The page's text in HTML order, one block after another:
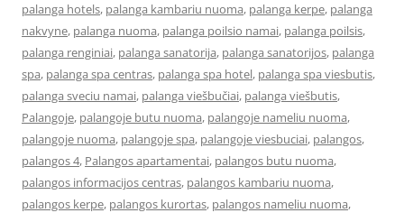
palanga hotels, palanga kambariu nuoma, palanga kerpe, palanga
nakvyne, palanga nuoma, palanga poilsio namai, palanga poilsis,
palanga renginiai, palanga sanatorija, palanga sanatorijos, palanga
spa, palanga spa centras, palanga spa hotel, palanga spa viesbutis,
palanga sveciu namai, palanga viešbučiai, palanga viešbutis,
Palangoje, palangoje butu nuoma, palangoje nameliu nuoma,
palangoje nuoma, palangoje spa, palangoje viesbuciai, palangos,
palangos 4, Palangos apartamentai, palangos butu nuoma,
palangos informacijos centras, palangos kambariu nuoma,
palangos kerpe, palangos kurortas, palangos nameliu nuoma,